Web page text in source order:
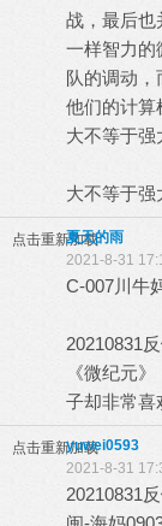
战，最后也
一样智力的
队的调动
他们的计算
大不等于强
大不等于强
点击重新加载
夏天的雨
2021-8-31
C-007川牛
20210831反
《微纪元
子却非常喜
点击重新加载yuwei0593
2021-8-31
20210831